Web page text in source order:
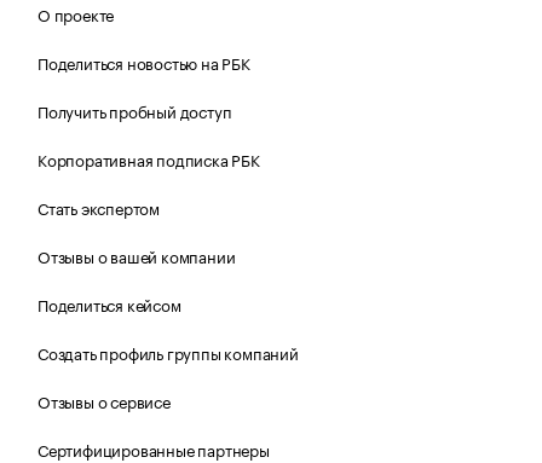
О проекте
Поделиться новостью на РБК
Получить пробный доступ
Корпоративная подписка РБК
Стать экспертом
Отзывы о вашей компании
Поделиться кейсом
Создать профиль группы компаний
Отзывы о сервисе
Сертифицированные партнеры